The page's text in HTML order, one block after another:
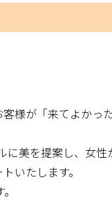
様が「来てよかっ
美を提案し、女性
いたします。